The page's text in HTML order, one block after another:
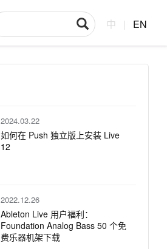
中 EN
2024.03.22
如何在 Push 独立版上安装 Live
12
2022.12.26
Ableton Live 用户福利：
Foundation Analog Bass 50 个免
费乐器机架下载